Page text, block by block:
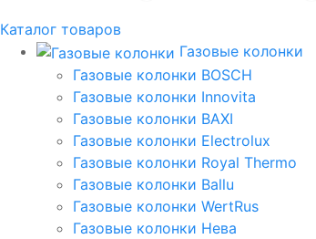
Каталог товаров
Газовые колонки
Газовые колонки BOSCH
Газовые колонки Innovita
Газовые колонки BAXI
Газовые колонки Electrolux
Газовые колонки Royal Thermo
Газовые колонки Ballu
Газовые колонки WertRus
Газовые колонки Нева